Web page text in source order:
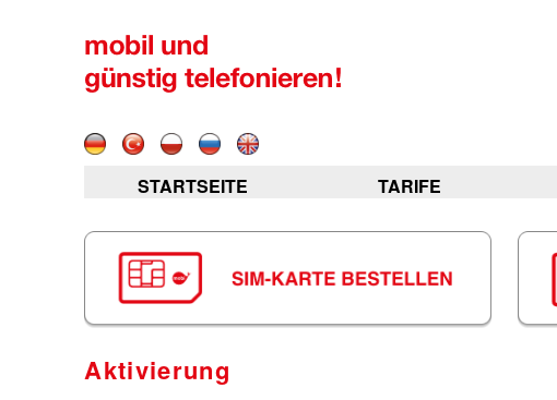
STARTSEITE TARIFE
Aktivierung